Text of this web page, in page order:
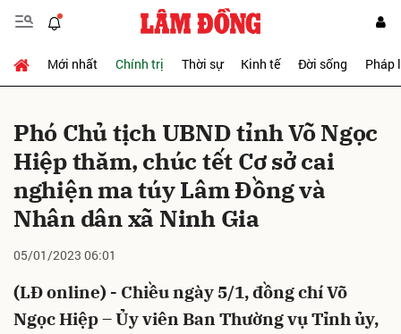
Mới nhất Chính trị Thời sự Kinh tế Đời sống Pháp
Phó Chủ tịch UBND tỉnh Võ Ngọc
Hiệp thăm, chúc tết Cơ sở cai
nghiện ma túy Lâm Đồng và
Nhân dân xã Ninh Gia
05/01/2023 06:01
(LĐ online) - Chiều ngày 5/1, đồng chí Võ
Ngọc Hiệp – Ủy viên Ban Thường vụ Tỉnh ủy,
Gửi bình luận